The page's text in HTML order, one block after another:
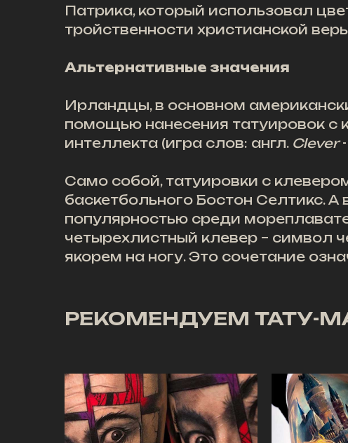
Патрика, который использовал
тройственности христианской
Альтернативные значения
Ирландцы, в основном
помощью нанесения татуировок с
интеллекта (игра слов: англ. Clever-
Само собой, татуировки с
баскетбольного Бостон Селтикс.
популярностью среди
четырехлистный клевер – символ
якорем на ногу. Это сочетание
РЕКОМЕНДУЕМ ТАТУ-